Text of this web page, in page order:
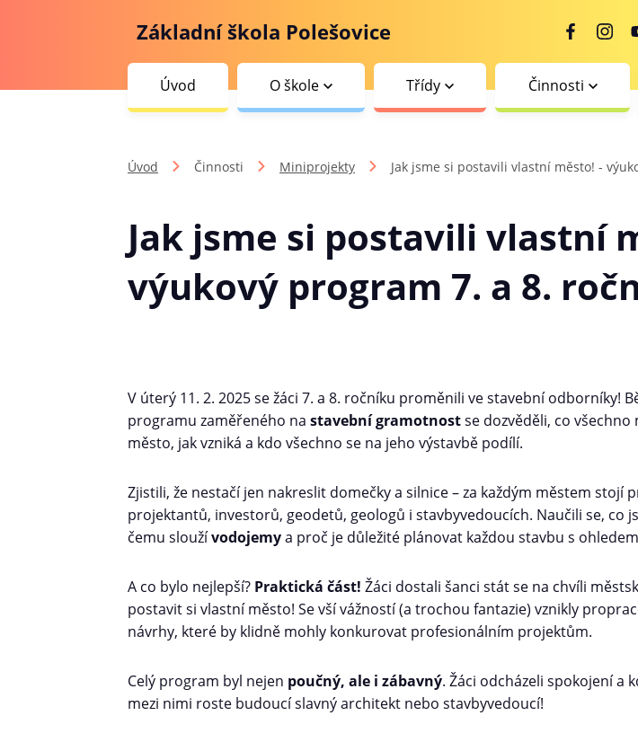
Základní škola Polešovice
Úvod O škole Třídy Činnosti
Úvod Činnosti Miniprojekty Jak jsme si postavili vlastní město! -
Jak jsme si postavili vlastní
výukový program 7. a 8.
V úterý 11. 2. 2025 se žáci 7. a 8. ročníku proměnili ve stavební odborníky!
programu zaměřeného na stavební gramotnostse dozvěděli, co
město, jak vzniká a kdo všechno se na jeho výstavbě podílí.
Zjistili, že nestačí jen nakreslit domečky a silnice – za každým městem stojí
projektantů, investorů, geodetů, geologů i stavbyvedoucích. Naučili se, co
čemu sloužívodojemya proč je důležité plánovat každou stavbu s
A co bylo nejlepší? Praktická část! Žáci dostali šanci stát se na chvíli
postavit si vlastní město! Se vší vážností (a trochou fantazie) vznikly
návrhy, které by klidně mohly konkurovat profesionálním projektům.
Celý program byl nejen poučný, ale i zábavný. Žáci odcházeli spokojení a
mezi nimi roste budoucí slavný architekt nebo stavbyvedoucí!